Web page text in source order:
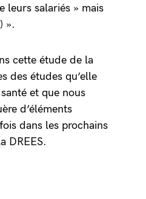
leurs salariés » mais
».
cette étude de la
des études qu’elle
et que nous
d’éléments
dans les prochains
DREES.